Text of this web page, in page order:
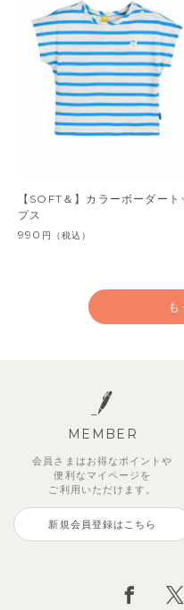
【SOFT＆】カラーボーダート
プス
990 円 （税込）
も
MEMBER
会員さまはお得なポイントや
便利な マイページを
ご利用いただけます。
新規会員登録はこちら